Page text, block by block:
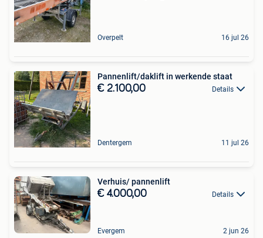
Overpelt 16 jul 26
Pannenlift/daklift in werkende staat
€ 2.100,00 Details
Dentergem 11 jul 26
Verhuis/ pannenlift
€ 4.000,00 Details
Evergem 2 jun 26